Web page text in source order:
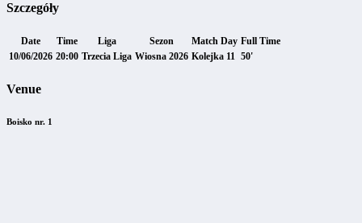
Szczegóły
Date Time Liga Sezon Match Day Full Time
10/06/2026 20:00 Trzecia Liga Wiosna 2026 Kolejka 11 50'
Venue
Boisko nr. 1